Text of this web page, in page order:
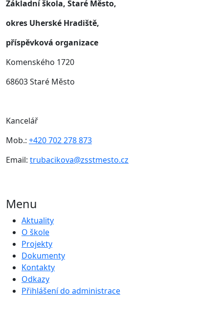
Základní škola, Staré Město,
okres Uherské Hradiště,
příspěvková organizace
Komenského 1720
68603 Staré Město
Kancelář
Mob.: +420 702 278 873
Email: trubacikova@zsstmesto.cz
Menu
Aktuality
O škole
Projekty
Dokumenty
Kontakty
Odkazy
Přihlášení do administrace